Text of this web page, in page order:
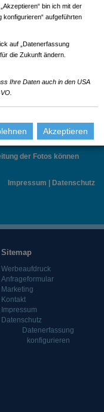
der Fotos können
Impressum
Datenschutz
Sitemap
Werbeaufdruck
Anfrageformular
Marketing
Kontakt
Impressum
Datenschutz
Datenerfassung
konfigurieren
bin ich mit der
konfigurieren“ aufgeführten
auf „Datenerfassung
die Zukunft ändern.
Ihre Daten auch in den USA
Akzeptieren